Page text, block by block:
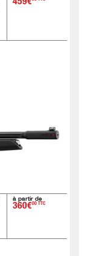
459€
à partir de
360€00 TTC